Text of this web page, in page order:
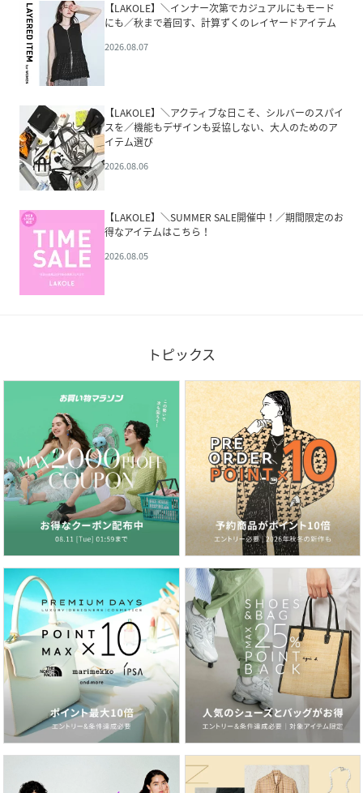
【LAKOLE】＼インナー次第でカジュアルにもモード
にも／秋まで着回す、計算ずくのレイヤードアイテム
2026.08.07
【LAKOLE】＼アクティブな日こそ、シルバーのスパイ
スを／機能もデザインも妥協しない、大人のためのア
イテム選び
2026.08.06
【LAKOLE】＼SUMMER SALE開催中！／期間限定のお
得なアイテムはこちら！
2026.08.05
トピックス